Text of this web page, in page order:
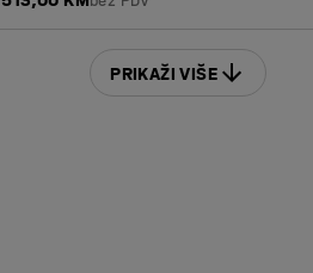
PRIKAŽI VIŠE